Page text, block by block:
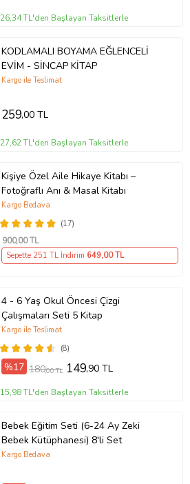
26,34 TL'den Başlayan Taksitlerle
KODLAMALI BOYAMA EĞLENCELİ
EVİM - SİNCAP KİTAP
Kargo ile Teslimat
259,00 TL
27,62 TL'den Başlayan Taksitlerle
Kişiye Özel Aile Hikaye Kitabı –
Fotoğraflı Anı & Masal Kitabı
(17)
Kargo Bedava
900,00 TL
Sepette 251 TL İndirim 649,00 TL
4 - 6 Yaş Okul Öncesi Çizgi
Çalışmaları Seti 5 Kitap
(8)
Kargo ile Teslimat
%17 180,00 TL 149,90 TL
15,98 TL'den Başlayan Taksitlerle
Bebek Eğitim Seti (6-24 Ay Zeki
Bebek Kütüphanesi) 8'li Set
Kargo Bedava